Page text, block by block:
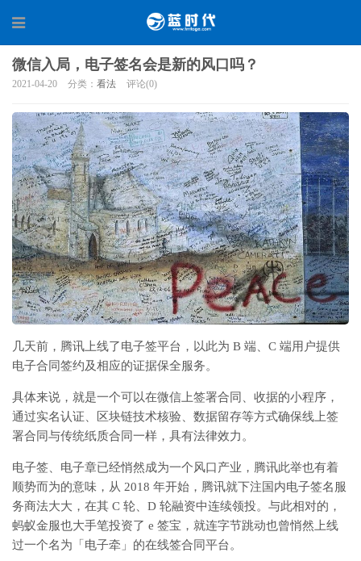
微信入局，电子签名会是新的风口吗？
2021-04-20 分类： 看法 评论(0)
几天前，腾讯上线了电子签平台，以此为 B 端、C 端用户提供
电子合同签约及相应的证据保全服务。
具体来说，就是一个可以在微信上签署合同、收据的小程序，
通过实名认证、区块链技术核验、数据留存等方式确保线上签
署合同与传统纸质合同一样，具有法律效力。
电子签、电子章已经悄然成为一个风口产业，腾讯此举也有着
顺势而为的意味，从 2018 年开始，腾讯就下注国内电子签名服
务商法大大，在其 C 轮、D 轮融资中连续领投。与此相对的，
蚂蚁金服也大手笔投资了 e 签宝，就连字节跳动也曾悄然上线
过一个名为「电子牵」的在线签合同平台。